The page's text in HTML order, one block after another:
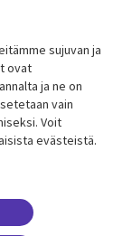
sujuvan ja
ovat
ja ne on
vain
Voit
evästeistä.